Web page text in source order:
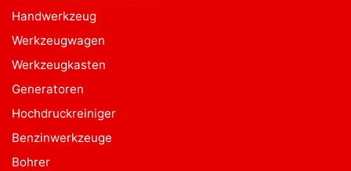
Handwerkzeug
Werkzeugwagen
Werkzeugkasten
Generatoren
Hochdruckreiniger
Benzinwerkzeuge
Bohrer